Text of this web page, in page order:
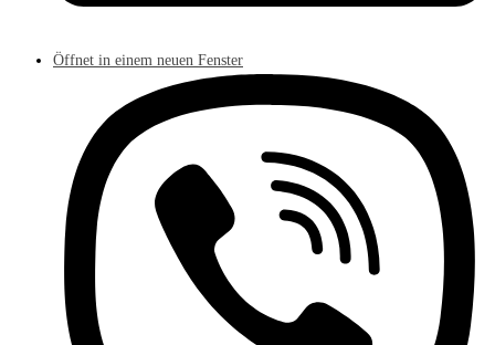
Öffnet in einem neuen Fenster